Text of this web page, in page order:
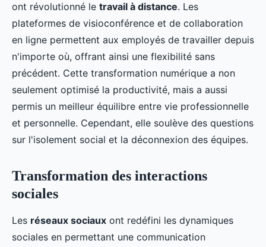
ont révolutionné le travail à distance. Les
plateformes de visioconférence et de collaboration
en ligne permettent aux employés de travailler depuis
n'importe où, offrant ainsi une flexibilité sans
précédent. Cette transformation numérique a non
seulement optimisé la productivité, mais a aussi
permis un meilleur équilibre entre vie professionnelle
et personnelle. Cependant, elle soulève des questions
sur l'isolement social et la déconnexion des équipes.
Transformation des interactions
sociales
Les réseaux sociaux ont redéfini les dynamiques
sociales en permettant une communication